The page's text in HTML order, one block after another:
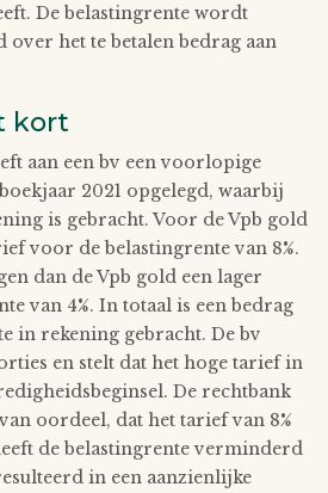
De belastingrente wordt
over het te betalen bedrag aan
kort
aan een bv een voorlopige
2021 opgelegd, waarbij
is gebracht. Voor de Vpb gold
voor de belastingrente van 8%.
dan de Vpb gold een lager
van 4%. In totaal is een bedrag
in rekening gebracht. De bv
en stelt dat het hoge tarief in
De rechtbank
oordeel, dat het tarief van 8%
de belastingrente verminderd
in een aanzienlijke